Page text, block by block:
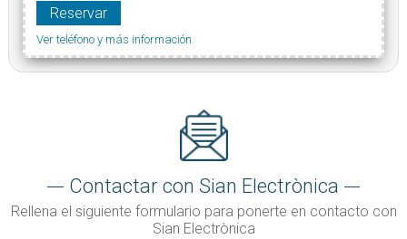
Reservar
Ver teléfono y más información
Contactar con Sian Electrònica
Rellena el siguiente formulario para ponerte en contacto con
Sian Electrònica